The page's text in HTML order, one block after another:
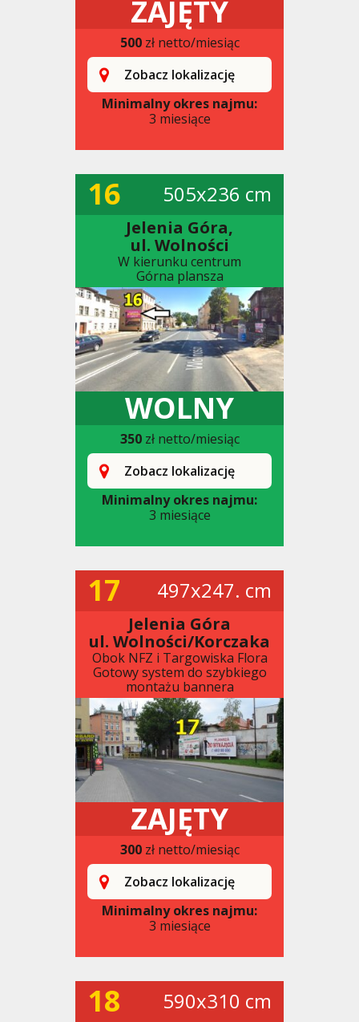
ZAJĘTY
500zł netto/miesiąc
Zobacz lokalizację
Minimalny okres najmu:
3 miesiące
16 505x236 cm
Jelenia Góra,
ul. Wolności
W kierunku centrum
Górna plansza
WOLNY
350zł netto/miesiąc
Zobacz lokalizację
Minimalny okres najmu:
3 miesiące
17 497x247. cm
Jelenia Góra
ul. Wolności/Korczaka
Obok NFZ i Targowiska Flora
Gotowy system do szybkiego
montażu bannera
ZAJĘTY
300zł netto/miesiąc
Zobacz lokalizację
Minimalny okres najmu:
3 miesiące
18 590x310 cm